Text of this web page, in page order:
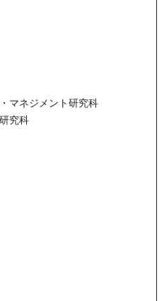
マネジメント研究科
究科